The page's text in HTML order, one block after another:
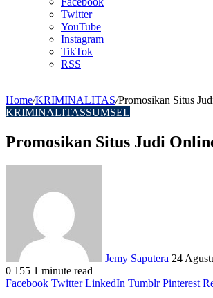
Twitter
YouTube
Instagram
TikTok
RSS
Home/KRIMINALITAS/Promosikan Situs
KRIMINALITASSUMSEL
Promosikan Situs Judi
Jemy Saputera 24
0 155 1 minute read
Facebook Twitter LinkedIn Tumblr Pinterest